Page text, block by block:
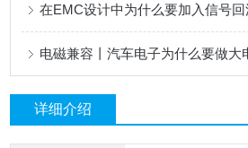
在EMC设计中为什么要加入信号回
详细介绍